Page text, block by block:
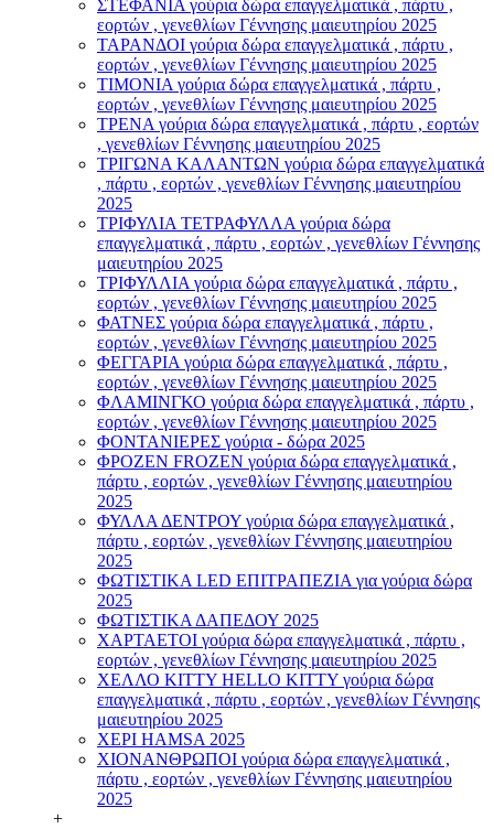
ΣΤΕΦΑΝΙΑ γούρια δώρα επαγγελματικά , πάρτυ ,
εορτών , γενεθλίων Γέννησης μαιευτηρίου 2025
ΤΑΡΑΝΔΟΙ γούρια δώρα επαγγελματικά , πάρτυ ,
εορτών , γενεθλίων Γέννησης μαιευτηρίου 2025
ΤΙΜΟΝΙA γούρια δώρα επαγγελματικά , πάρτυ ,
εορτών , γενεθλίων Γέννησης μαιευτηρίου 2025
ΤΡΕΝΑ γούρια δώρα επαγγελματικά , πάρτυ , εορτών
, γενεθλίων Γέννησης μαιευτηρίου 2025
ΤΡΙΓΩΝΑ ΚΑΛΑΝΤΩΝ γούρια δώρα επαγγελματικά
, πάρτυ , εορτών , γενεθλίων Γέννησης μαιευτηρίου
2025
ΤΡΙΦΥΛΙΑ ΤΕΤΡΑΦΥΛΛΑ γούρια δώρα
επαγγελματικά , πάρτυ , εορτών , γενεθλίων Γέννησης
μαιευτηρίου 2025
ΤΡΙΦΥΛΛΙΑ γούρια δώρα επαγγελματικά , πάρτυ ,
εορτών , γενεθλίων Γέννησης μαιευτηρίου 2025
ΦΑΤΝΕΣ γούρια δώρα επαγγελματικά , πάρτυ ,
εορτών , γενεθλίων Γέννησης μαιευτηρίου 2025
ΦΕΓΓΑΡΙΑ γούρια δώρα επαγγελματικά , πάρτυ ,
εορτών , γενεθλίων Γέννησης μαιευτηρίου 2025
ΦΛΑΜΙΝΓΚΟ γούρια δώρα επαγγελματικά , πάρτυ ,
εορτών , γενεθλίων Γέννησης μαιευτηρίου 2025
ΦΟΝΤΑΝΙΕΡΕΣ γούρια - δώρα 2025
ΦΡΟΖΕΝ FROZEN γούρια δώρα επαγγελματικά ,
πάρτυ , εορτών , γενεθλίων Γέννησης μαιευτηρίου
2025
ΦΥΛΛΑ ΔΕΝΤΡΟΥ γούρια δώρα επαγγελματικά ,
πάρτυ , εορτών , γενεθλίων Γέννησης μαιευτηρίου
2025
ΦΩΤΙΣΤΙΚΑ LED ΕΠΙΤΡΑΠΕΖΙΑ για γούρια δώρα
2025
ΦΩΤΙΣΤΙΚΑ ΔΑΠΕΔΟΥ 2025
ΧΑΡΤΑΕΤΟI γούρια δώρα επαγγελματικά , πάρτυ ,
εορτών , γενεθλίων Γέννησης μαιευτηρίου 2025
ΧΕΛΛΟ ΚΙΤΤΥ HELLO KITTY γούρια δώρα
επαγγελματικά , πάρτυ , εορτών , γενεθλίων Γέννησης
μαιευτηρίου 2025
ΧΕΡΙ HAMSA 2025
ΧΙΟΝΑΝΘΡΩΠΟΙ γούρια δώρα επαγγελματικά ,
πάρτυ , εορτών , γενεθλίων Γέννησης μαιευτηρίου
2025
+